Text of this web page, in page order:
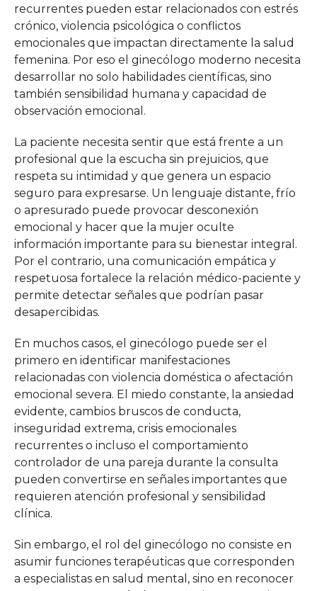
recurrentes pueden estar relacionados con estrés
crónico, violencia psicológica o conflictos
emocionales que impactan directamente la salud
femenina. Por eso el ginecólogo moderno necesita
desarrollar no solo habilidades científicas, sino
también sensibilidad humana y capacidad de
observación emocional.
La paciente necesita sentir que está frente a un
profesional que la escucha sin prejuicios, que
respeta su intimidad y que genera un espacio
seguro para expresarse. Un lenguaje distante, frío
o apresurado puede provocar desconexión
emocional y hacer que la mujer oculte
información importante para su bienestar integral.
Por el contrario, una comunicación empática y
respetuosa fortalece la relación médico-paciente y
permite detectar señales que podrían pasar
desapercibidas.
En muchos casos, el ginecólogo puede ser el
primero en identificar manifestaciones
relacionadas con violencia doméstica o afectación
emocional severa. El miedo constante, la ansiedad
evidente, cambios bruscos de conducta,
inseguridad extrema, crisis emocionales
recurrentes o incluso el comportamiento
controlador de una pareja durante la consulta
pueden convertirse en señales importantes que
requieren atención profesional y sensibilidad
clínica.
Sin embargo, el rol del ginecólogo no consiste en
asumir funciones terapéuticas que corresponden
a especialistas en salud mental, sino en reconocer